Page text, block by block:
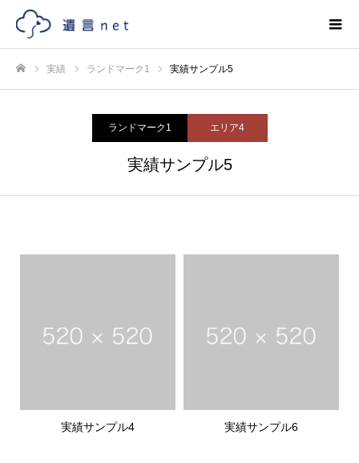
実績 ランドマーク1 実績サンプル5
ランドマーク1 エリア4
実績サンプル5
実績サンプル4 実績サンプル6